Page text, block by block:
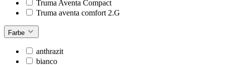
Truma Aventa Compact
Truma aventa comfort 2.G
Farbe
anthrazit
bianco